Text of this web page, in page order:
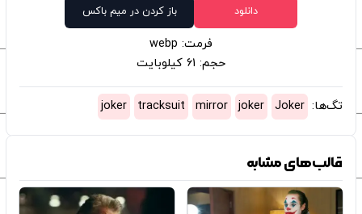
دانلود باز کردن در میم باکس
فرمت: webp
حجم: 61 کیلوبایت
تگ‌ها: Joker
joker
mirror
tracksuit
joker
قالب‌های مشابه